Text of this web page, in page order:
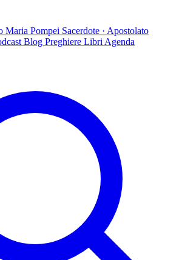
Maria Pompei Sacerdote · Apostolato
Blog Preghiere Libri Agenda